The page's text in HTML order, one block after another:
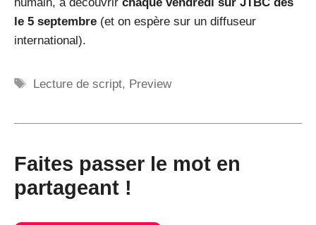
le 5 septembre (et on espère sur un diffuseur
international).
Étiquettes
Lecture de script, Preview
Faites passer le mot en
partageant !